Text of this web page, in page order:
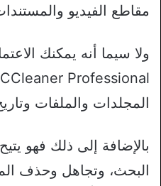
مقاطع الفيديو
ولا سيما أنه يمكنك
المجلدات والملفات
بالإضافة إلى ذلك فهو
البحث، وتجاهل وحذف